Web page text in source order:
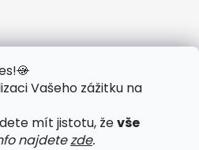
🍪
Vašeho zážitku na
mít jistotu, ževše
najdetezde.
🟢 O ELEKTROKOLECH
KE STAŽENÍ